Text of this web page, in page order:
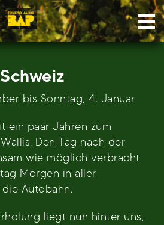
bis Sonntag, 4. Januar
ein paar Jahren zum
Den Tag nach der
wie möglich verbracht
Morgen in aller
Autobahn.
liegt nun hinter uns,